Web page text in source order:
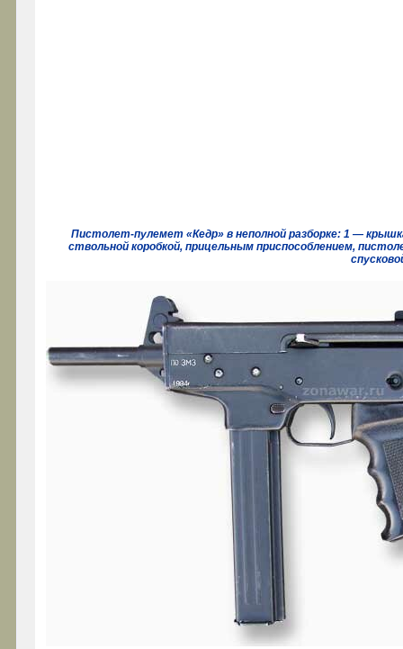
Пистолет-пулемет «Кедр» в неполной разборке: 1 —
ствольной коробкой, прицельным приспособлением,